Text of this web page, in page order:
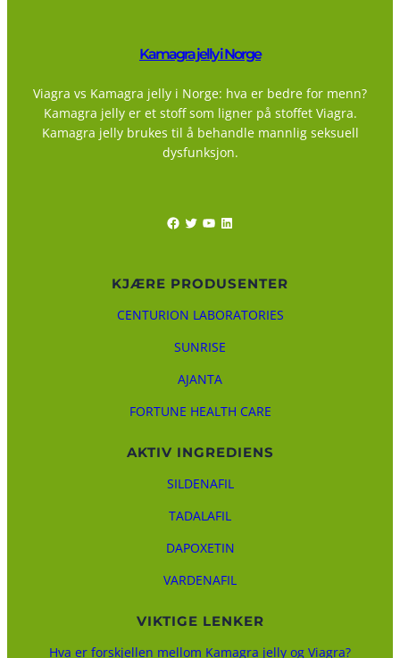
Kamagra jelly i Norge
Viagra vs Kamagra jelly i Norge: hva er bedre for menn?
Kamagra jelly er et stoff som ligner på stoffet Viagra.
Kamagra jelly brukes til å behandle mannlig seksuell
dysfunksjon.
Facebook Twitter YouTube LinkedIn
KJÆRE PRODUSENTER
CENTURION LABORATORIES
SUNRISE
AJANTA
FORTUNE HEALTH CARE
AKTIV INGREDIENS
SILDENAFIL
TADALAFIL
DAPOXETIN
VARDENAFIL
VIKTIGE LENKER
Hva er forskjellen mellom Kamagra jelly og Viagra?